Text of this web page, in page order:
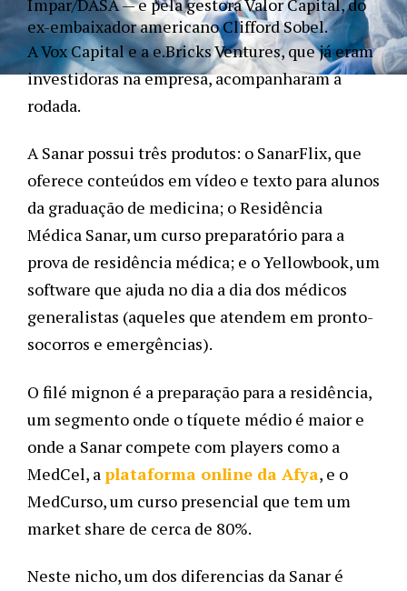
Ímpar/DASA — e pela gestora Valor Capital, do
ex-embaixador americano Clifford Sobel.
A Vox Capital e a e.Bricks Ventures, que já eram
investidoras na empresa, acompanharam a
rodada.
A Sanar possui três produtos: o SanarFlix, que
oferece conteúdos em vídeo e texto para alunos
da graduação de medicina; o Residência
Médica Sanar, um curso preparatório para a
prova de residência médica; e o Yellowbook, um
software que ajuda no dia a dia dos médicos
generalistas (aqueles que atendem em pronto-
socorros e emergências).
O filé mignon é a preparação para a residência,
um segmento onde o tíquete médio é maior e
onde a Sanar compete com players como a
MedCel, a plataforma online da Afya, e o
MedCurso, um curso presencial que tem um
market share de cerca de 80%.
Neste nicho, um dos diferencias da Sanar é